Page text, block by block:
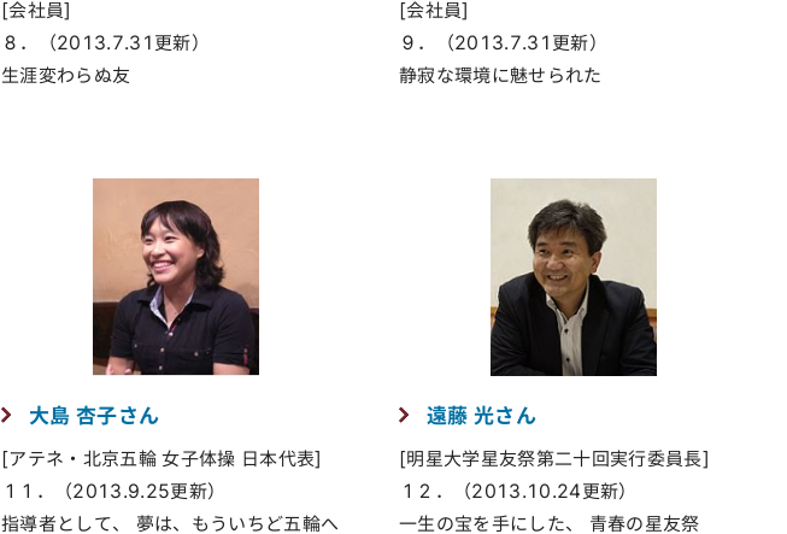
[会社員]
８．（2013.7.31更新）
生涯変わらぬ友
[会社員]
９．（2013.7.31更新）
静寂な環境に魅せられた
大島 杏子さん
[アテネ・北京五輪 女子体操 日本代表]
１１．（2013.9.25更新）
指導者として、 夢は、もういちど五輪へ
遠藤 光さん
[明星大学星友祭第二十回実行委員長]
１２．（2013.10.24更新）
一生の宝を手にした、 青春の星友祭